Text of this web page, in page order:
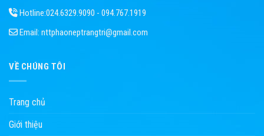
Hotline:024.6329.9090 - 094.767.1919
Email: nttphaoneptrangtri@gmail.com
VỀ CHÚNG TÔI
Trang chủ
Giới thiệu